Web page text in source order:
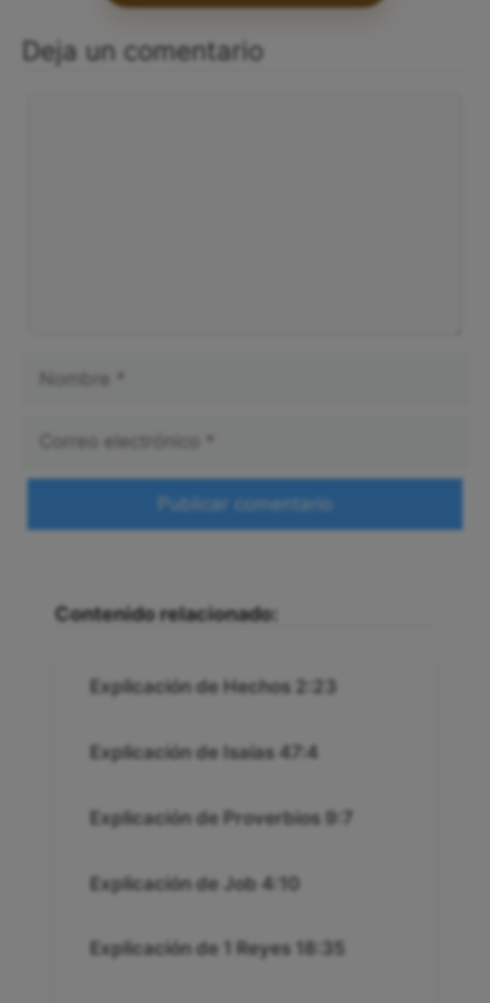
Deja un comentario
Contenido relacionado:
Explicación de Hechos 2:23
Explicación de Isaías 47:4
Explicación de Proverbios 9:7
Explicación de Job 4:10
Explicación de 1 Reyes 18:35